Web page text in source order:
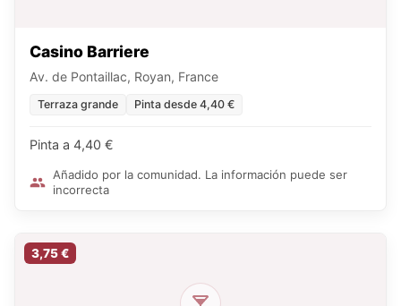
Casino Barriere
Av. de Pontaillac, Royan, France
Terraza grande Pinta desde 4,40 €
Pinta a 4,40 €
Añadido por la comunidad. La información puede ser
incorrecta
3,75 €